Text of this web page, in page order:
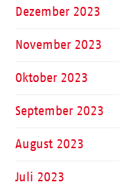
Dezember 2023
November 2023
Oktober 2023
September 2023
August 2023
Juli 2023